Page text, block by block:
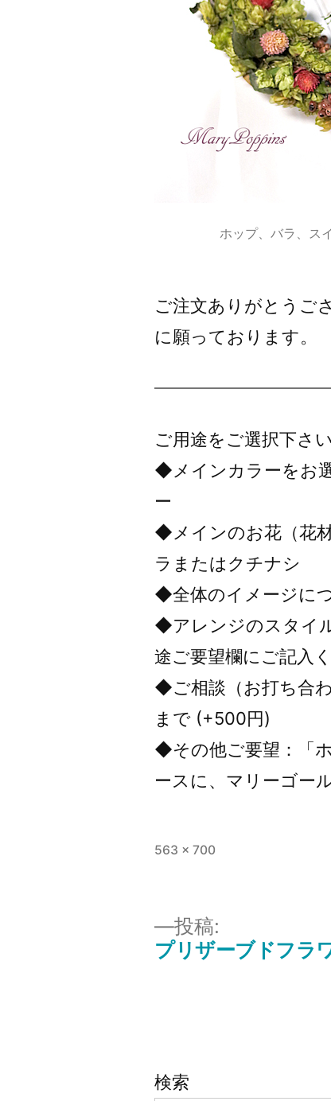
ホップ、バラ、ス
ご注文ありがとうご
に願っております。
ご用途をご選択下さ
◆メインカラーをお
ー
◆メインのお花（花
ラまたはクチナシ
◆全体のイメージに
◆アレンジのスタイ
途ご要望欄にご記入
◆ご相談（お打ち合
まで (+500円)
◆その他ご要望：「
ースに、マリーゴー
フ
563 × 700
投稿:
プリザーブドフラ
検索